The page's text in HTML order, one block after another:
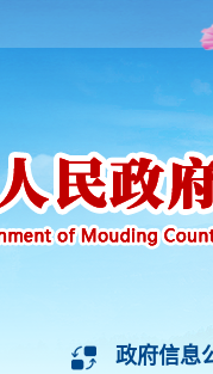
政府信息